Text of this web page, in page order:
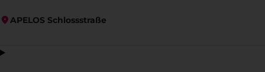
APELOS Schlossstraße